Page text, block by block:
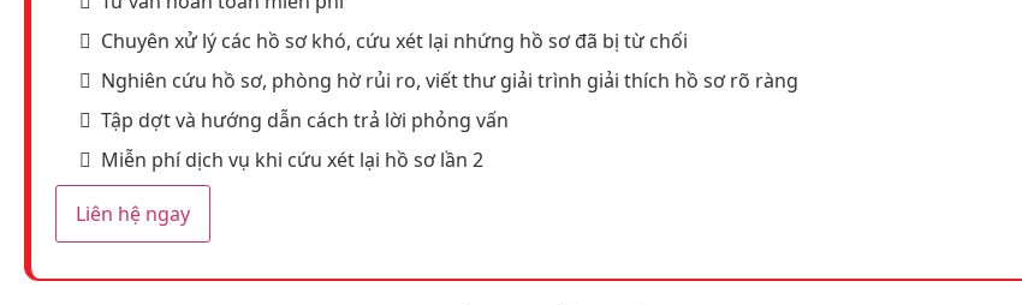
Chuyên xử lý các hồ sơ khó, cứu xét lại nhứng hồ sơ đã bị từ chối
Nghiên cứu hồ sơ, phòng hờ rủi ro, viết thư giải trình giải thích hồ sơ rõ ràng
Tập dợt và hướng dẫn cách trả lời phỏng vấn
Miễn phí dịch vụ khi cứu xét lại hồ sơ lần 2
Liên hệ ngay